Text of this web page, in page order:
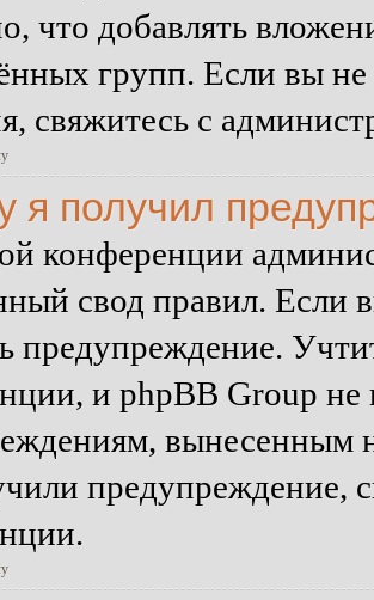
что добавлять
групп. Если вы не
свяжитесь с
я получил
конференции
свод правил.
предупреждение.
и phpBB Group не
вынесенным
предупреждение,